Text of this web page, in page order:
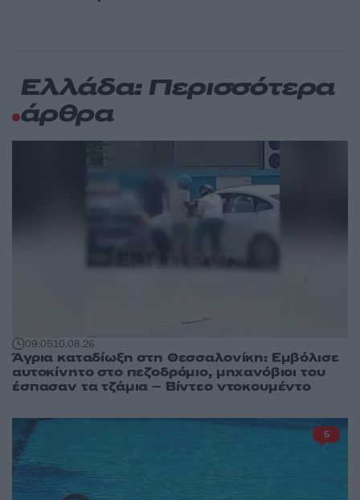
Ελλάδα: Περισσότερα
άρθρα
09:0510.08.26
Άγρια καταδίωξη στη Θεσσαλονίκη: Εμβόλισε
αυτοκίνητο στο πεζοδρόμιο, μηχανόβιοι του
έσπασαν τα τζάμια – Βίντεο ντοκουμέντο
5